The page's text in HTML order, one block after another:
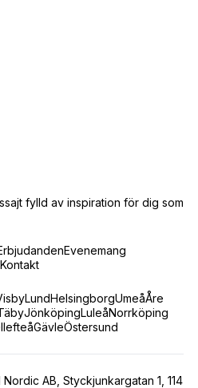
fylld av inspiration för dig som
Evenemang
Kontakt
LundHelsingborgUmeåÅre
JönköpingLuleåNorrköping
GävleÖstersund
AB, Styckjunkargatan 1, 114